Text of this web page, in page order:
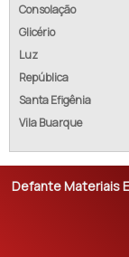
Consolação
Glicério
Luz
República
Santa Efigênia
Vila Buarque
Defante Materiais